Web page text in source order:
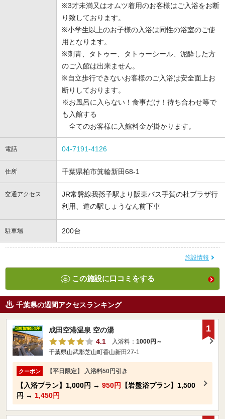
※3才未満又はオムツ着用のお客様はご入浴をお断
り致しております。
※小学生以上のお子様の入浴は同性の浴室のご使
用となります。
※刺青、タトゥー、タトゥーシール、泥酔した方
のご入館は出来ません。
※自立歩行できないお客様のご入浴は安全面上お
断りしております。
※お風呂に入らない！食事だけ！待ち合わせ等で
も入館する
全てのお客様に入館料金が掛かります。
電話 04-7191-4126
住所 千葉県柏市箕輪新田68-1
交通アクセス
JR常磐線我孫子駅より阪東バス手賀の杜プラザ行
利用、道の駅しょうなん前下車
駐車場 200台
施設情報
この施設に口コミをする
千葉県の週間アクセスランキング
成田空港温泉 空の湯
4.1
入浴料： 1000円～
千葉県山武郡芝山町香山新田27-1
クーポン 【平日限定】 入浴料50円引き
【入浴プラン】 1,000円 → 950円 【岩盤浴プラン】 1,500
円 → 1,450円
1